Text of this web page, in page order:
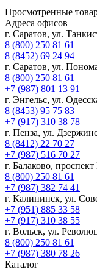
Просмотренные
Адреса офисов
г. Саратов, ул.
8 (800) 250 81 61
8 (8452) 69 24 94
г. Саратов, ул.
8 (800) 250 81 61
+7 (987) 801 13 91
г. Энгельс, ул.
8 (8453) 95 75 83
+7 (917) 310 38 78
г. Пенза, ул.
8 (8412) 22 70 27
+7 (987) 516 70 27
г. Балаково, проспект
8 (800) 250 81 61
+7 (987) 382 74 41
г. Калининск, ул.
+7 (951) 885 33 58
+7 (917) 310 38 55
г. Вольск, ул.
8 (800) 250 81 61
+7 (987) 380 78 26
Каталог